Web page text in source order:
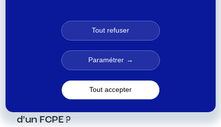
FCPE et participe aux décisions importantes
relatives à son fonctionnement,
conformément à l’article L214-164 du Code
monétaire et financier.
Qui peut voter aux élections des
d’un FCPE ?
Tout refuser
Paramétrer
Tout accepter